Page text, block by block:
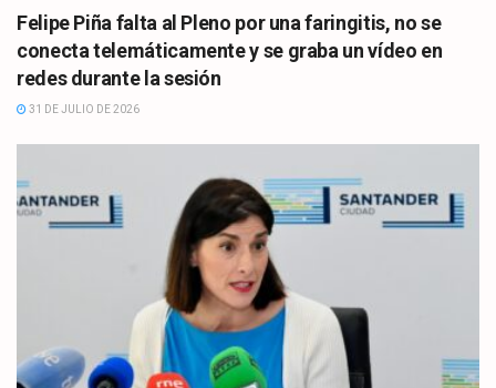
Felipe Piña falta al Pleno por una faringitis, no se
conecta telemáticamente y se graba un vídeo en
redes durante la sesión
31 DE JULIO DE 2026